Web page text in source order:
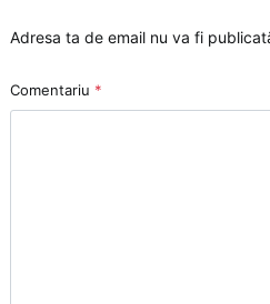
Adresa ta de email nu va fi
Comentariu *